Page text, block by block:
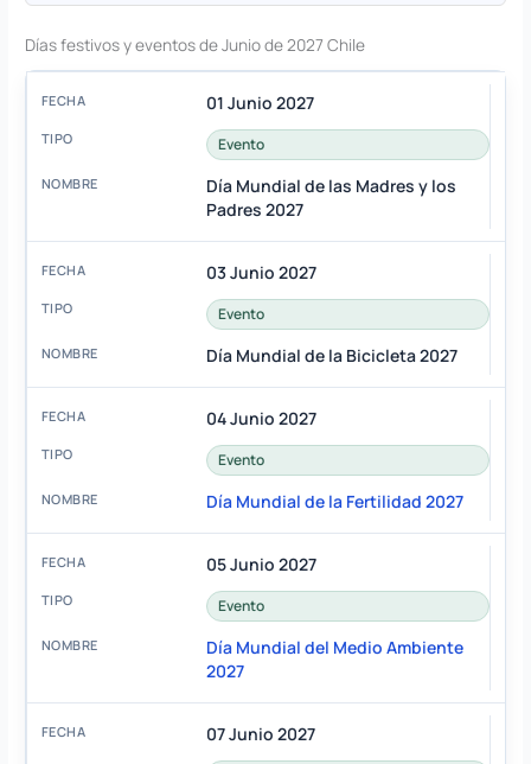
Días festivos y eventos de Junio de 2027 Chile
01 Junio 2027
Evento
Día Mundial de las Madres y los
Padres 2027
03 Junio 2027
Evento
Día Mundial de la Bicicleta 2027
04 Junio 2027
Evento
Día Mundial de la Fertilidad 2027
05 Junio 2027
Evento
Día Mundial del Medio Ambiente
2027
07 Junio 2027